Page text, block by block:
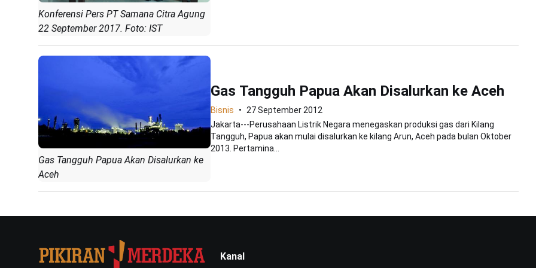
Konferensi Pers PT Samana Citra Agung
22 September 2017. Foto: IST
Gas Tangguh Papua Akan Disalurkan ke
Aceh
Gas Tangguh Papua Akan Disalurkan ke Aceh
Bisnis
27 September 2012
Jakarta---Perusahaan Listrik Negara menegaskan produksi gas dari Kilang
Tangguh, Papua akan mulai disalurkan ke kilang Arun, Aceh pada bulan Oktober
2013. Pertamina...
Kanal